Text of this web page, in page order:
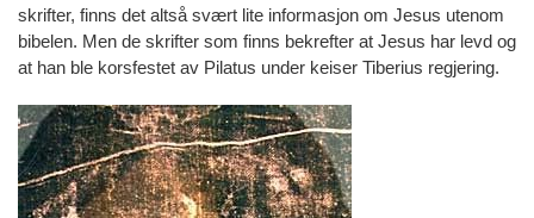
skrifter, finns det altså svært lite informasjon om Jesus utenom
bibelen. Men de skrifter som finns bekrefter at Jesus har levd og
at han ble korsfestet av Pilatus under keiser Tiberius regjering.